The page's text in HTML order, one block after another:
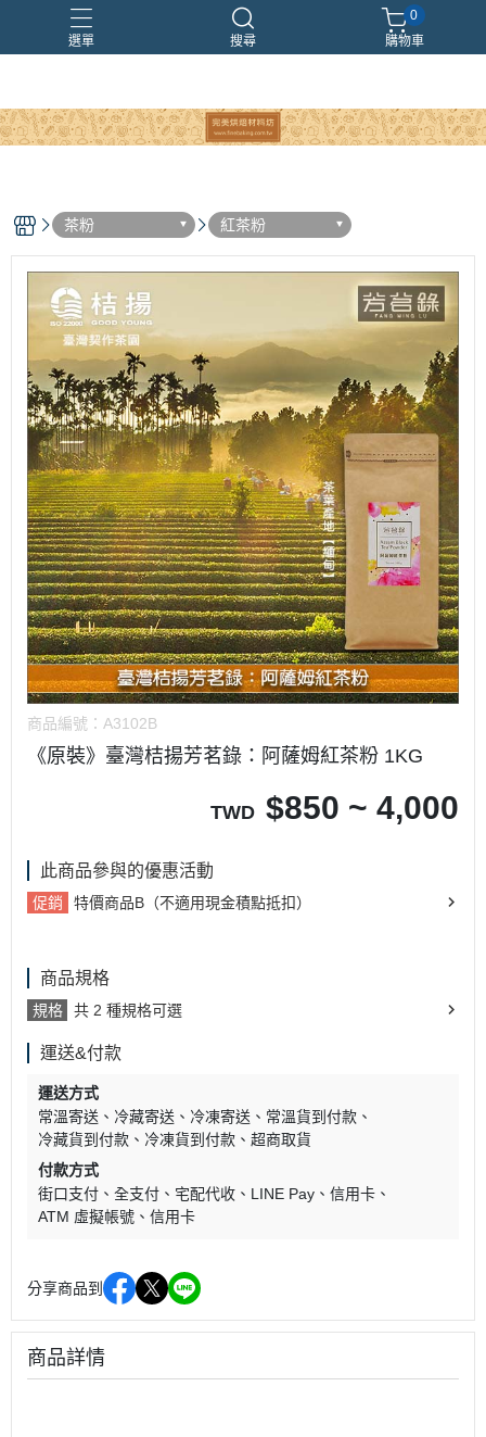
選單 搜尋
0
購物車
茶粉 紅茶粉
商品編號： A3102B
《原裝》臺灣桔揚芳茗錄：阿薩姆紅茶粉 1KG
TWD $850 ~ 4,000
此商品參與的優惠活動
促銷 特價商品B（不適用現金積點抵扣）
商品規格
規格 共 2 種規格可選
運送&付款
運送方式
常溫寄送
冷藏寄送 冷凍寄送
常溫貨到付款
冷藏貨到付款
冷凍貨到付款
超商取貨
付款方式
街口支付
全支付 宅配代收 LINE Pay
信用卡
ATM 虛擬帳號
信用卡
分享商品到
商品詳情